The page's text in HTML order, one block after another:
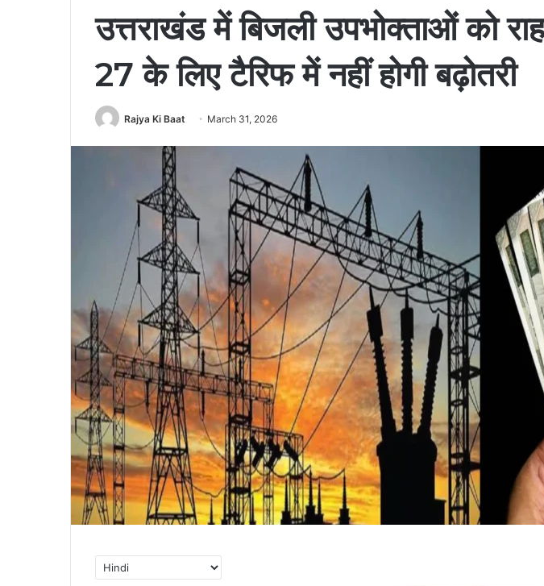
उत्तराखंड में बिजली उपभोक्ताओं को
27 के लिए टैरिफ में नहीं होगी बढ़ोतरी
Rajya Ki Baat March 31, 2026